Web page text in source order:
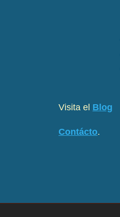
Visita el Blog
Contácto.